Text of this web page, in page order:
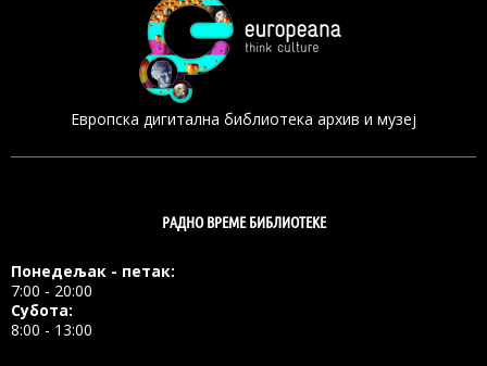
Европска дигитална библиотека архив и музеј
РАДНО ВРЕМЕ БИБЛИОТЕКЕ
Понедељак - петак:
7:00 - 20:00
Субота:
8:00 - 13:00